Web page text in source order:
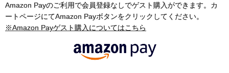
Amazon Payのご利用で会員登録なしでゲスト購入ができます。カ
ートページにてAmazon Payボタンをクリックしてください。
※Amazon Payゲスト購入についてはこちら